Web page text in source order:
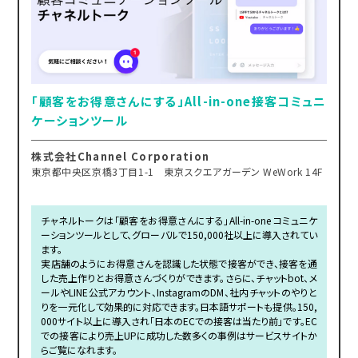
「顧客をお得意さんにする」All-in-one接客コミュニ
ケーションツール
株式会社Channel Corporation
東京都中央区京橋3丁目1-1 東京スクエアガーデン WeWork 14F
チャネルトークは「顧客をお得意さんにする」All-in-one コミュニケ
ーションツールとして、グローバルで150,000社以上に導入されてい
ます。
実店舗のようにお得意さんを認識した状態で接客ができ、接客を通
した売上作りとお得意さんづくりができます。さらに、チャットbot、メ
ールやLINE公式アカウント、InstagramのDM、社内チャットのやりと
りを一元化して効果的に対応できます。日本語サポートも提供。150,
000サイト以上に導入され「日本のECでの接客は当たり前」です。EC
での接客により売上UPに成功した数多くの事例はサービスサイトか
らご覧になれます。